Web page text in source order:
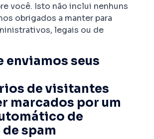
você. Isto não inclui nenhuns
obrigados a manter para
legais ou de
enviamos seus
de visitantes
marcados por um
de
spam